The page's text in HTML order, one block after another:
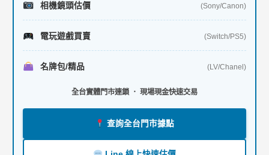
相機鏡頭估價 (Sony/Canon)
電玩遊戲買賣 (Switch/PS5)
名牌包/精品 (LV/Chanel)
全台實體門市連鎖 ． 現場現金快速交易
查詢全台門市據點